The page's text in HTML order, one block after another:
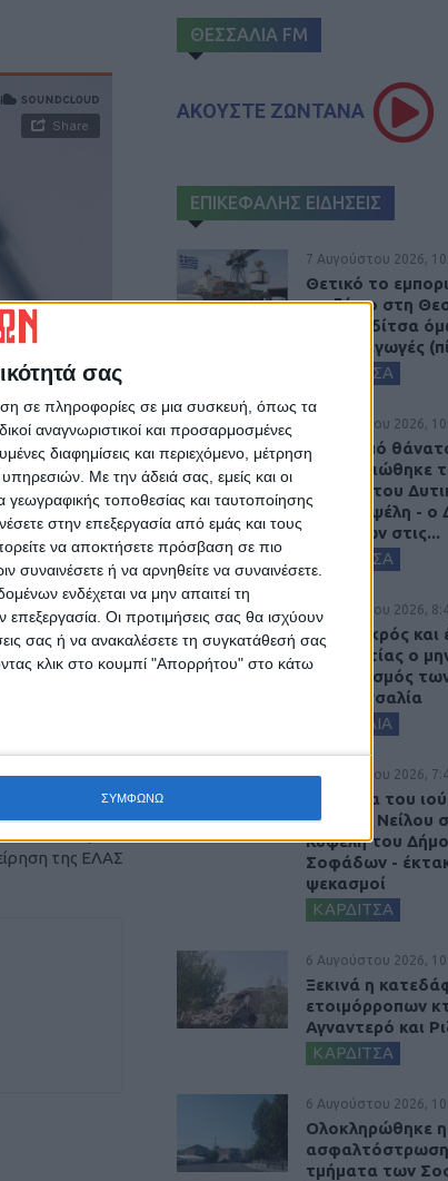
σας
σε πληροφορίες σε μια συσκευή, όπως τα
αναγνωριστικοί και προσαρμοσμένες
διαφημίσεις και περιεχόμενο, μέτρηση
υπηρεσιών. Με την άδειά σας, εμείς και οι
γεωγραφικής τοποθεσίας και ταυτοποίησης
στην επεξεργασία από εμάς και τους
να αποκτήσετε πρόσβαση σε πιο
συναινέσετε ή να αρνηθείτε να συναινέσετε.
ενδέχεται να μην απαιτεί τη
επεξεργασία. Οι προτιμήσεις σας θα ισχύουν
σας ή να ανακαλέσετε τη συγκατάθεσή σας
κλικ στο κουμπί "Απορρήτου" στο κάτω
ΣΥΜΦΩΝΩ
ΑΡΘΡΟ
της ΕΛΑΣ
ΘΕΣΣΑΛΙΑ FM
ΑΚΟΥΣΤΕ ΖΩΝΤΑΝΑ
ΕΠΙΚΕΦΑΛΗΣ ΕΙΔΗΣΕΙΣ
7 Αυγούστου 2026,
Θετικό το
ισοζύγιο στη
την Καρδίτσα
στις εξαγωγές
ΚΑΡΔΙΤΣΑ
7 Αυγούστου 2026,
Μετά από
επιβεβαιώθηκε
του ιού του
στην Κυψέλη - ο
Σοφάδων στις...
ΚΑΡΔΙΤΣΑ
7 Αυγούστου 2026,
Ένας νεκρός και
τραυματίας ο
απολογισμός
στη Θεσσαλία
ΘΕΣΣΑΛΙΑ
6 Αυγούστου 2026,
Κρούσμα του
Δυτικού Νείλου
Κυψέλη του
Σοφάδων -
ψεκασμοί
ΚΑΡΔΙΤΣΑ
6 Αυγούστου 2026,
Ξεκινά η
ετοιμόρροπων
Αγναντερό και
ΚΑΡΔΙΤΣΑ
6 Αυγούστου 2026,
Ολοκληρώθηκε η
τμήματα των